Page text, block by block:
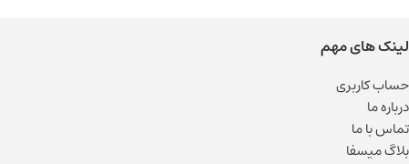
لینک های مهم
حساب کاربری
درباره ما
تماس با ما
بلاگ میسفا